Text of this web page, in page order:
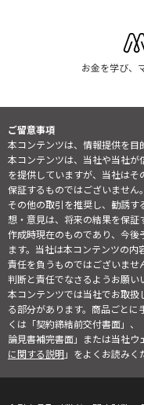
お金を学び、
ご留意事項
本コンテンツは、情報提供を目
本コンテンツは、当社や当社
を提供していますが、当社は
保証するものではございません
その他の取引を推奨し、勧誘
想・意見は、将来の結果を保
作成時現在のものであり、今
ます。当社は本コンテンツの
責任を負うものではございま
判断と責任でなさるようお願い
本コンテンツでは当社でお取
る部分があります。商品ごと
くは「契約締結前交付書面」
論見書補完書面」または当社ウ
に関する説明」をよくお読みく